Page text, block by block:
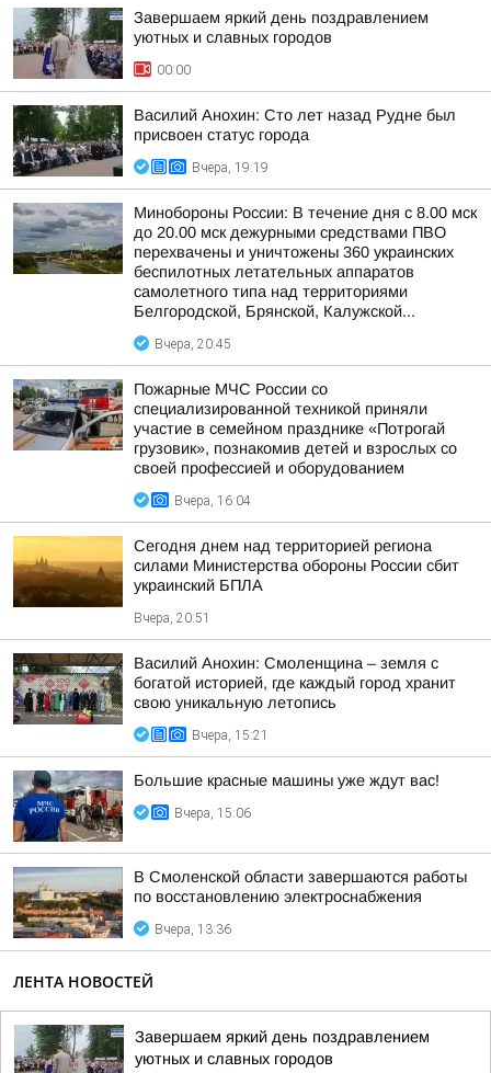
Завершаем яркий день поздравлением
уютных и славных городов
00:00
Василий Анохин: Сто лет назад Рудне был
присвоен статус города
Вчера, 19:19
Минобороны России: В течение дня с 8.00 мск
до 20.00 мск дежурными средствами ПВО
перехвачены и уничтожены 360 украинских
беспилотных летательных аппаратов
самолетного типа над территориями
Белгородской, Брянской, Калужской...
Вчера, 20:45
Пожарные МЧС России со
специализированной техникой приняли
участие в семейном празднике «Потрогай
грузовик», познакомив детей и взрослых со
своей профессией и оборудованием
Вчера, 16:04
Сегодня днем над территорией региона
силами Министерства обороны России сбит
украинский БПЛА
Вчера, 20:51
Василий Анохин: Смоленщина – земля с
богатой историей, где каждый город хранит
свою уникальную летопись
Вчера, 15:21
Большие красные машины уже ждут вас!
Вчера, 15:06
В Смоленской области завершаются работы
по восстановлению электроснабжения
Вчера, 13:36
ЛЕНТА НОВОСТЕЙ
Завершаем яркий день поздравлением
уютных и славных городов